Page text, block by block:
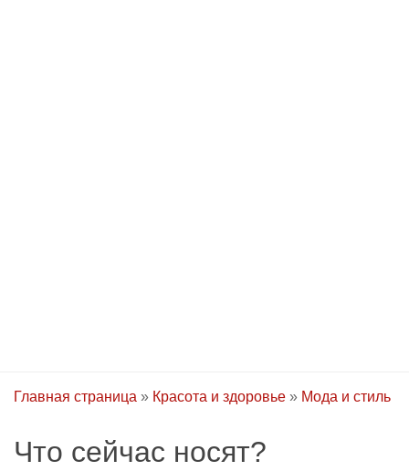
Главная страница » Красота и здоровье » Мода и стиль
Что сейчас носят?